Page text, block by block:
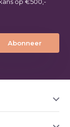
Abonneer